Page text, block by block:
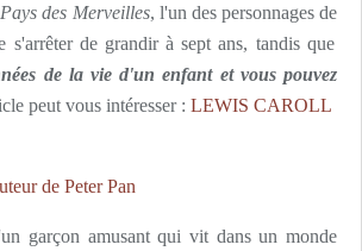
des Merveilles, l'un des personnages de
s'arrêter de grandir à sept ans, tandis que
de la vie d'un enfant et vous pouvez
peut vous intéresser : LEWIS CAROLL
de Peter Pan
garçon amusant qui vit dans un monde